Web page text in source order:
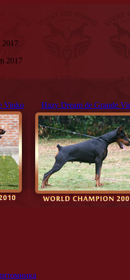
2017
2017
Vinko Hazy Dream de Grande